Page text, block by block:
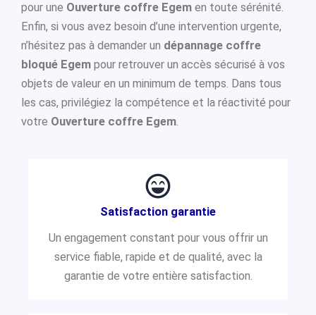
pour une Ouverture coffre Egem en toute sérénité.
Enfin, si vous avez besoin d’une intervention urgente,
n’hésitez pas à demander un dépannage coffre
bloqué Egem pour retrouver un accès sécurisé à vos
objets de valeur en un minimum de temps. Dans tous
les cas, privilégiez la compétence et la réactivité pour
votre Ouverture coffre Egem.
Satisfaction garantie
Un engagement constant pour vous offrir un
service fiable, rapide et de qualité, avec la
garantie de votre entière satisfaction.